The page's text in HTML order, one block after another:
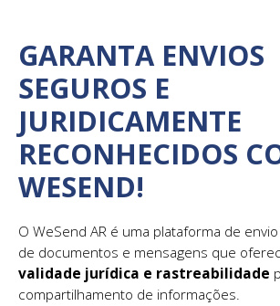
GARANTA ENVIOS
SEGUROS E
JURIDICAMENTE
RECONHECIDOS
WESEND!
O WeSend AR é uma plataforma de
de documentos e mensagens que
validade jurídica e rastreabilidade
compartilhamento de informações.